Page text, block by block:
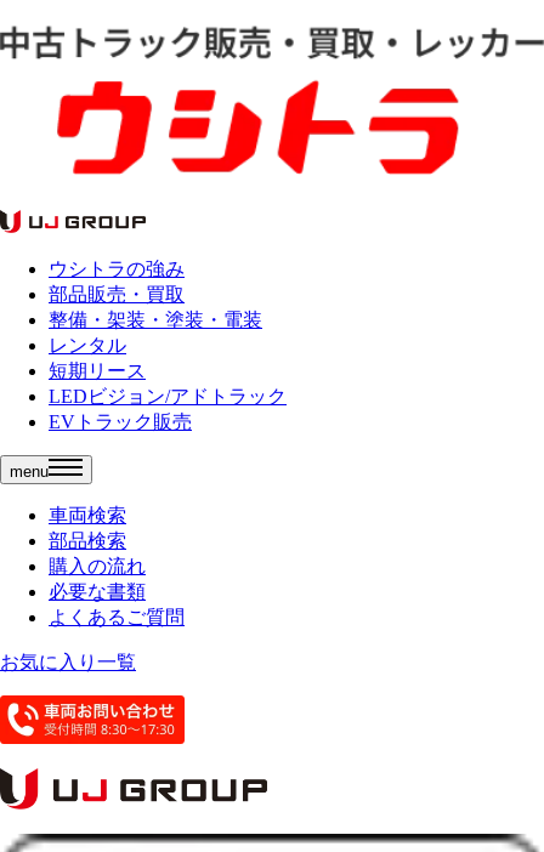
ウシトラの強み
部品販売・買取
整備・架装・塗装・電装
レンタル
短期リース
LEDビジョン/アドトラック
EVトラック販売
menu
車両検索
部品検索
購入の流れ
必要な書類
よくあるご質問
お気に入り一覧